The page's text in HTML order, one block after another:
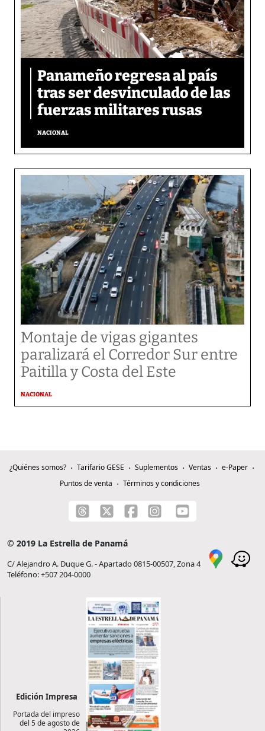
Panameño regresa al país
tras ser desvinculado de las
fuerzas militares rusas
NACIONAL
Montaje de vigas gigantes
paralizará el Corredor Sur entre
Paitilla y Costa del Este
NACIONAL
¿Quiénes somos? Tarifario GESE Suplementos Ventas
e-Paper
Puntos de venta
Términos y condiciones
© 2019 La Estrella de Panamá
C/ Alejandro A. Duque G. - Apartado 0815-00507, Zona 4
Teléfono: +507 204-0000
Edición Impresa
Portada del impreso
del 5 de agosto de